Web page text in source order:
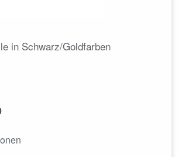
in Schwarz/Goldfarben